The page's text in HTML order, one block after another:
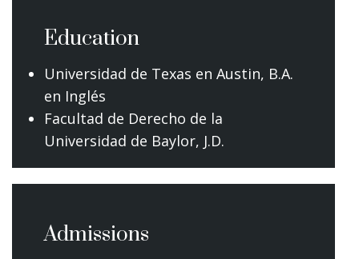
Education
Universidad de Texas en Austin, B.A.
en Inglés
Facultad de Derecho de la
Universidad de Baylor, J.D.
Admissions